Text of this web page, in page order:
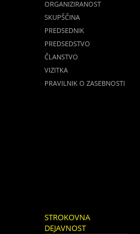
ORGANIZIRANOST
SKUPŠČINA
PREDSEDNIK
PREDSEDSTVO
ČLANSTVO
VIZITKA
PRAVILNIK O ZASEBNOSTI
STROKOVNA
DEJAVNOST